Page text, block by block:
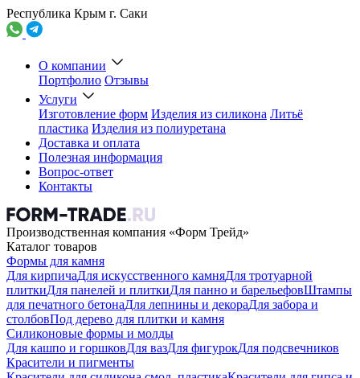
Республика Крым г. Саки
О компании
Портфолио Отзывы
Услуги
Изготовление форм Изделия из силикона Литьё
пластика Изделия из полиуретана
Доставка и оплата
Полезная информация
Вопрос-ответ
Контакты
Производственная компания «Форм Трейд»
Каталог товаров
Формы для камня
Для кирпичаДля искусственного камняДля тротуарной
плиткиДля панелей и плиткиДля панно и барельефовШтампы
для печатного бетонаДля лепнины и декораДля забора и
столбовПод дерево для плитки и камня
Силиконовые формы и молды
Для кашпо и горшковДля вазДля фигурокДля подсвечников
Красители и пигменты